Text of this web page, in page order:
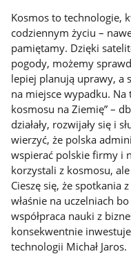
Kosmos to technologie,
codziennym życiu –
pamiętamy. Dzięki
pogody, możemy
lepiej planują uprawy, a
na miejsce wypadku.
kosmosu na Ziemię” –
działały, rozwijały się i
wierzyć, że polska
wspierać polskie firmy i
korzystali z kosmosu,
Cieszę się, że spotkania
właśnie na uczelniach
współpraca nauki z
konsekwentnie
technologii Michał Jaros.